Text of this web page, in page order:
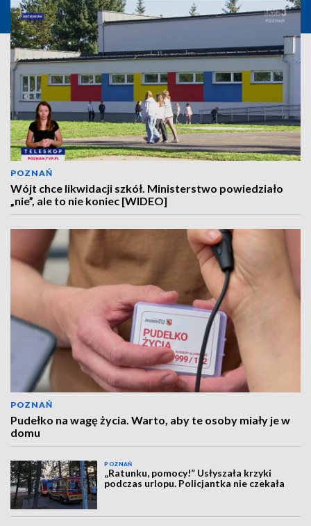
POZNAŃ
Wójt chce likwidacji szkół. Ministerstwo powiedziało
„nie”, ale to nie koniec [WIDEO]
POZNAŃ
Pudełko na wagę życia. Warto, aby te osoby miały je w
domu
POZNAŃ
„Ratunku, pomocy!” Usłyszała krzyki
podczas urlopu. Policjantka nie czekała